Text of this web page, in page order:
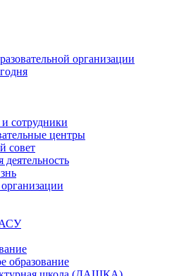
организации
сотрудники
центры
совет
образование